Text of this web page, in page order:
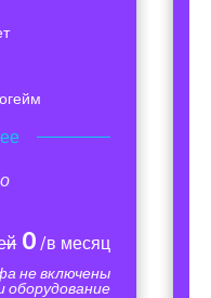
0 /в месяц
не включены
оборудование